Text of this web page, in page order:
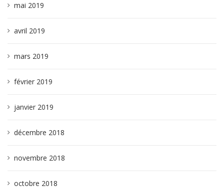
mai 2019
avril 2019
mars 2019
février 2019
janvier 2019
décembre 2018
novembre 2018
octobre 2018